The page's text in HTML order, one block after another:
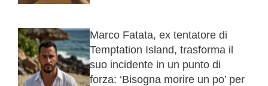
Marco Fatata, ex tentatore di
Temptation Island, trasforma il
suo incidente in un punto di
forza: ‘Bisogna morire un po’ per